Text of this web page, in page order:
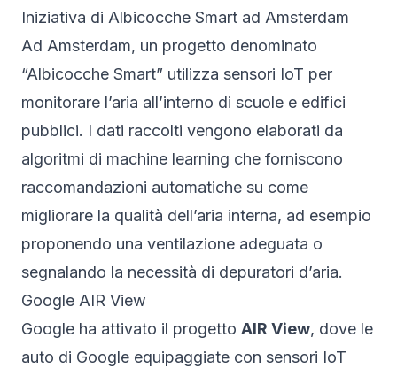
Iniziativa di Albicocche Smart ad Amsterdam
Ad Amsterdam, un progetto denominato
“Albicocche Smart” utilizza sensori IoT per
monitorare l’aria all’interno di scuole e edifici
pubblici. I dati raccolti vengono elaborati da
algoritmi di machine learning che forniscono
raccomandazioni automatiche su come
migliorare la qualità dell’aria interna, ad esempio
proponendo una ventilazione adeguata o
segnalando la necessità di depuratori d’aria.
Google AIR View
Google ha attivato il progetto AIR View, dove le
auto di Google equipaggiate con sensori IoT